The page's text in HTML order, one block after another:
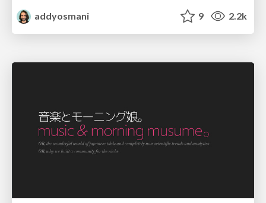
addyosmani
9 2.2k